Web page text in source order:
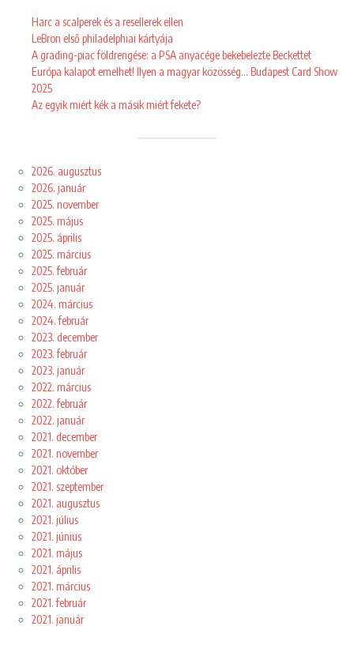
Harc a scalperek és a resellerek ellen
LeBron első philadelphiai kártyája
A grading-piac földrengése: a PSA anyacége bekebelezte Beckettet
Európa kalapot emelhet! Ilyen a magyar közösség… Budapest Card Show
2025
Az egyik miért kék a másik miért fekete?
2026. augusztus
2026. január
2025. november
2025. május
2025. április
2025. március
2025. február
2025. január
2024. március
2024. február
2023. december
2023. február
2023. január
2022. március
2022. február
2022. január
2021. december
2021. november
2021. október
2021. szeptember
2021. augusztus
2021. július
2021. június
2021. május
2021. április
2021. március
2021. február
2021. január